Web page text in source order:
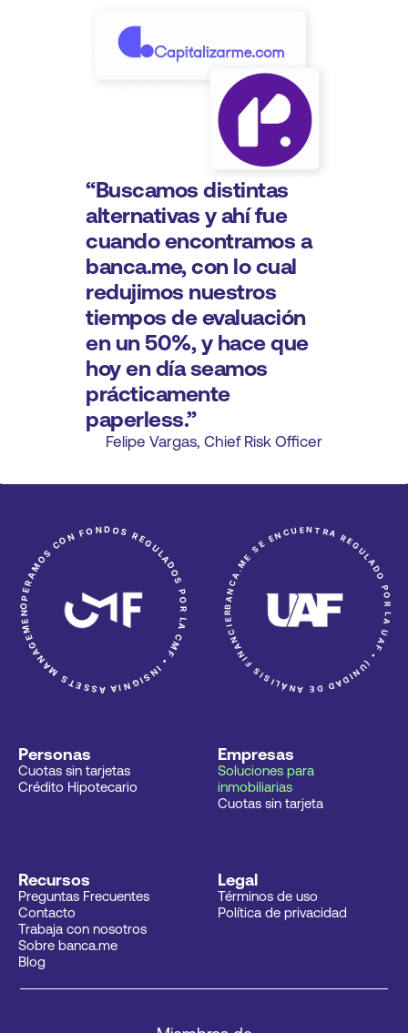
“Buscamos distintas
alternativas y ahí fue
cuando encontramos a
banca.me, con lo cual
redujimos nuestros
tiempos de evaluación
en un 50%, y hace que
hoy en día seamos
prácticamente
paperless.”
Felipe Vargas, Chief Risk Officer
OPERAMOS CON FONDOS REGULADOS POR LA CMF • INSIGNIA ASSETS MANAGEMENT • BANCA.ME SE ENCUENTRA REGULADO POR LA UAF • (UNIDAD DE ANÁLISIS FINANCIERO) •
Personas
Cuotas sin tarjetas
Crédito Hipotecario
Empresas
Soluciones para
inmobiliarias
Cuotas sin tarjeta
Recursos
Preguntas Frecuentes
Contacto
Trabaja con nosotros
Sobre banca.me
Blog
Legal
Términos de uso
Política de privacidad